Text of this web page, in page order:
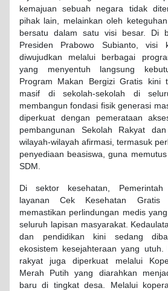
kemajuan sebuah negara tidak
pihak lain, melainkan oleh
bersatu dalam satu visi besar. Di
Presiden Prabowo Subianto, visi
diwujudkan melalui berbagai
yang menyentuh langsung
Program Makan Bergizi Gratis kini
masif di sekolah-sekolah di
membangun fondasi fisik generasi
diperkuat dengan pemerataan
pembangunan Sekolah Rakyat
wilayah-wilayah afirmasi, termasuk
penyediaan beasiswa, guna
SDM.
Di sektor kesehatan, Pemerintah
layanan Cek Kesehatan
memastikan perlindungan medis
seluruh lapisan masyarakat.
dan pendidikan kini sedang
ekosistem kesejahteraan yang utuh.
rakyat juga diperkuat melalui
Merah Putih yang diarahkan
baru di tingkat desa. Melalui